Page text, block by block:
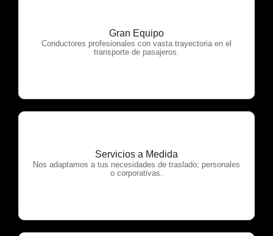
Gran Equipo
Conductores profesionales con vasta trayectoria en el
transporte de pasajeros.
OTP Servicios
Servicios a Medida
Nos adaptamos a tus necesidades de traslado; personales
o corporativas.
OTP Servicios